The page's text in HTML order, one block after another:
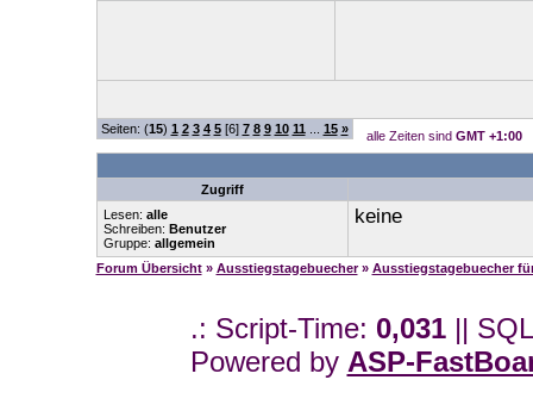
Seiten: (15) 1 2 3 4 5[6] 7 8 9 10 11 15 » alle Zeiten sind GMT +1:00
Zugriff
Lesen: alle
Schreiben: Benutzer
Gruppe: allgemein
keine
Forum Übersicht » Ausstiegstagebuecher » Ausstiegstagebuecher
.: Script-Time: 0,031||
Powered by ASP-